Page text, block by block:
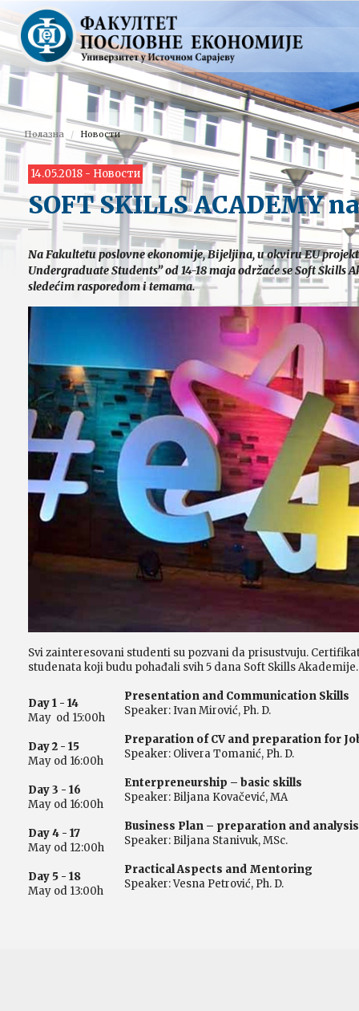
Полазна Новости
14.05.2018 - Новости
SOFT SKILLS ACADEMY
Na Fakultetu poslovne ekonomije, Bijeljina, u okviru EU
Undergraduate Students” od 14-18 maja održaće se Soft Skills
sledećim rasporedom i temama.
Svi zainteresovani studenti su pozvani da prisustvuju.
studenata koji budu pohađali svih 5 dana Soft Skills Akademije.
Day 1 - 14
May od 15:00h
Presentation and Communication Skills
Speaker: Ivan Mirović, Ph. D.
Day 2 - 15
May od 16:00h
Preparation of CV and preparation for
Speaker: Olivera Tomanić, Ph. D.
Day 3 - 16
May od 16:00h
Enterpreneurship – basic skills
Speaker: Biljana Kovačević, MA
Day 4 - 17
May od 12:00h
Business Plan – preparation and analysis
Speaker: Biljana Stanivuk, MSc.
Day 5 - 18
May od 13:00h
Practical Aspects and Mentoring
Speaker: Vesna Petrović, Ph. D.